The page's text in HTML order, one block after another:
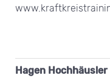
Hagen Hochhäusler